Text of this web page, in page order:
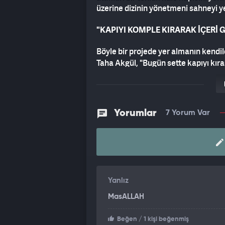
üzerine dizinin yönetmeni sahneyi
"KAPIYI KOMPLE KIRARAK İÇERİ
Böyle bir projede yer almanın
Taha Akgül, "Bugün sette kapıyı
Kayaalp ise konuya, "Normal
herhalde bizim gücümüzün
"SAHNEYİ DEĞİŞTİRMEK
kapının altından zararsız çıkmak
bulundu.
Yaşanan olayın ardından çekim
Yorumlar 7 Yorum Var
Yanlız
MasALLAH
Beğen / 1 kişi beğenmiş